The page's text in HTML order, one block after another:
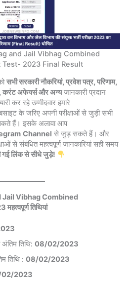
and Jail Vibhag Combined
Test- 2023 Final Result
सभी सरकारी नौकरियां, प्रवेश पत्र, परिणाम,
करंट अफेयर्स और अन्यजानकारी प्रदान
कर रहे उम्मीदवार हमारे
के जरिए अपनी परीक्षाओं से जुड़ी सभी
सकते हैं। इसके अलावा आप
Channel से जुड़ सकते हैं। और
से संबंधित महत्वपूर्ण जानकारियां सही समय
गई लिंक से सीधे जुड़े!
Jail Vibhag Combined
तिथियां
तिथि:08/02/2023
तिथि :08/02/2023
02/2023